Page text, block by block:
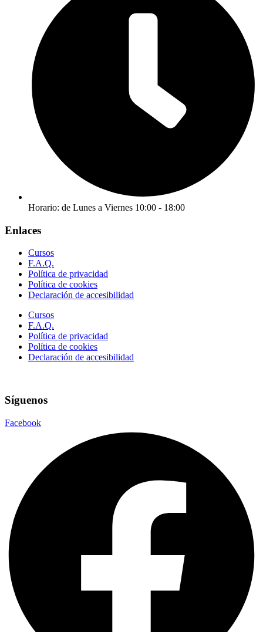
Horario: de Lunes a Viernes 10:00 - 18:00
Enlaces
Cursos
F.A.Q.
Política de privacidad
Política de cookies
Declaración de accesibilidad
Cursos
F.A.Q.
Política de privacidad
Política de cookies
Declaración de accesibilidad
Síguenos
Facebook